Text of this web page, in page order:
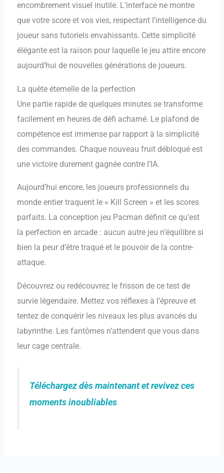
encombrement visuel inutile. L’interface ne montre
que votre score et vos vies, respectant l’intelligence du
joueur sans tutoriels envahissants. Cette simplicité
élégante est la raison pour laquelle le jeu attire encore
aujourd’hui de nouvelles générations de joueurs.
La quête éternelle de la perfection
Une partie rapide de quelques minutes se transforme
facilement en heures de défi acharné. Le plafond de
compétence est immense par rapport à la simplicité
des commandes. Chaque nouveau fruit débloqué est
une victoire durement gagnée contre l’IA.
Aujourd’hui encore, les joueurs professionnels du
monde entier traquent le « Kill Screen » et les scores
parfaits. La conception jeu Pacman définit ce qu’est
la perfection en arcade : aucun autre jeu n’équilibre si
bien la peur d’être traqué et le pouvoir de la contre-
attaque.
Découvrez ou redécouvrez le frisson de ce test de
survie légendaire. Mettez vos réflexes à l’épreuve et
tentez de conquérir les niveaux les plus avancés du
labyrinthe. Les fantômes n’attendent que vous dans
leur cage centrale.
Téléchargez dès maintenant et revivez ces
moments inoubliables